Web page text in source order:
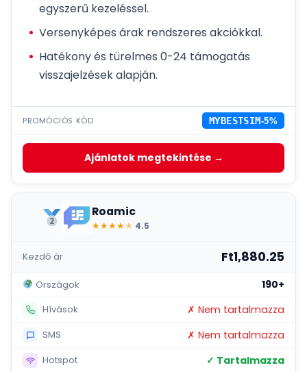
egyszerű kezeléssel.
Versenyképes árak rendszeres akciókkal.
Hatékony és türelmes 0-24 támogatás
visszajelzések alapján.
PROMÓCIÓS KÓD MYBESTSIM-5%
Ajánlatok megtekintése →
Roamic
★★★★★ 4.5
Kezdő ár Ft1,880.25
Országok 190+
Hívások ✗ Nem tartalmazza
SMS ✗ Nem tartalmazza
Hotspot ✓ Tartalmazza